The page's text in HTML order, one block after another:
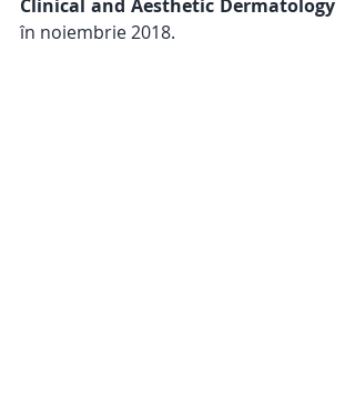
Clinical and Aesthetic Dermatology
în noiembrie 2018.